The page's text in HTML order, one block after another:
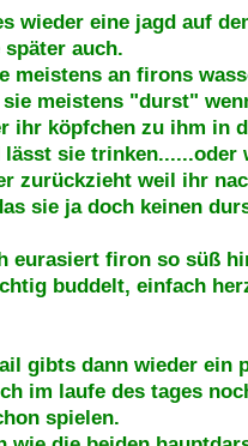
wieder eine jagd auf
auch.
meistens an firons
sie meistens "durst"
ihr köpfchen zu ihm in
sie trinken......oder
zurückzieht weil ihr
sie ja doch keinen
eurasiert firon so süß
buddelt, einfach
gibts dann wieder ein
im laufe des tages
spielen.